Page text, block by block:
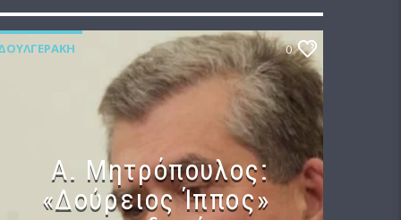
0
Α. Μητρόπουλος:
«Δούρειος Ίππος»